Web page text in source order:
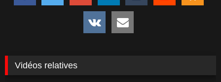
Vidéos relatives